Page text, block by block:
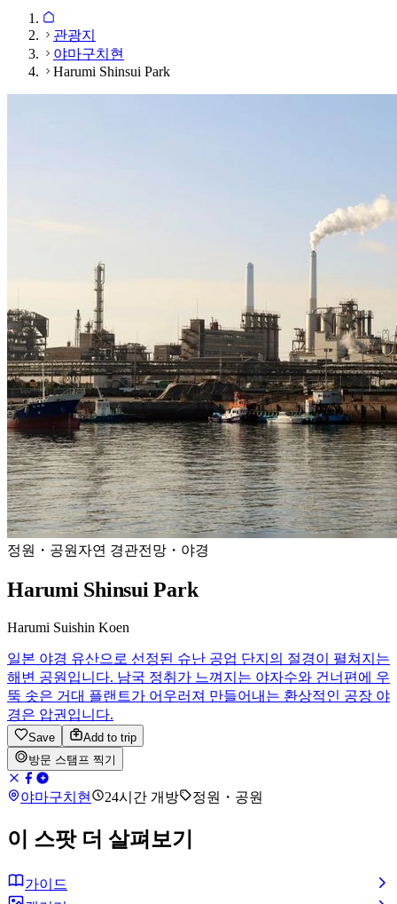
관광지
야마구치현
Harumi Shinsui Park
정원・공원 자연 경관전망・야경
Harumi Shinsui Park
Harumi Suishin Koen
일본 야경 유산으로 선정된 슈난 공업 단지의 절경이 펼쳐지는
해변 공원입니다. 남국 정취가 느껴지는 야자수와 건너편에 우
뚝 솟은 거대 플랜트가 어우러져 만들어내는 환상적인 공장 야
경은 압권입니다.
Save
Add to trip
방문 스탬프 찍기
야마구치현 24시간 개방 정원・공원
이 스팟 더 살펴보기
가이드